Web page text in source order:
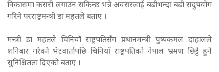
विकासमा कसरी लगाउन सकिन्छ भन्ने अवसरलाई बढीभन्दा बढी सदुपयोग
गरिने परराष्ट्रमन्त्री डा महतले बताए ।
मन्त्री डा महतले चिनियाँ राष्ट्रपतिसँग प्रधानमन्त्री पुष्पकमल दाहालले
शनिबार गरेको भेटवार्तापछि चिनियाँ राष्ट्रपतिको नेपाल भ्रमण छिट्टै हुने
सुनिश्चितता दिएको बताए ।